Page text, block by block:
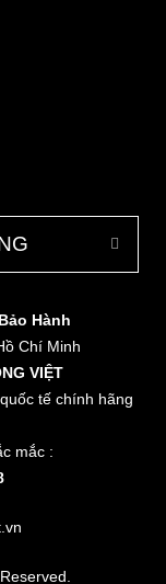
Hành
Chí Minh
VIỆT
tế chính hãng
mắc :